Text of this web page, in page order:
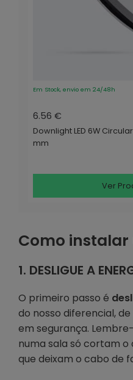
Em Stock, envio em 24/48h
6.56 €
Downlight LED 6W
mm
Ver
Como
1. DESLIGUE A
O primeiro passo é
do nosso diferencial,
em segurança.
numa sala só cortam
que deixam o cabo de